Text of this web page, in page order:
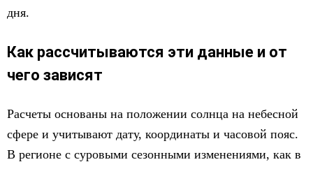
дня.
Как рассчитываются эти данные и от
чего зависят
Расчеты основаны на положении солнца на небесной
сфере и учитывают дату, координаты и часовой пояс.
В регионе с суровыми сезонными изменениями, как в